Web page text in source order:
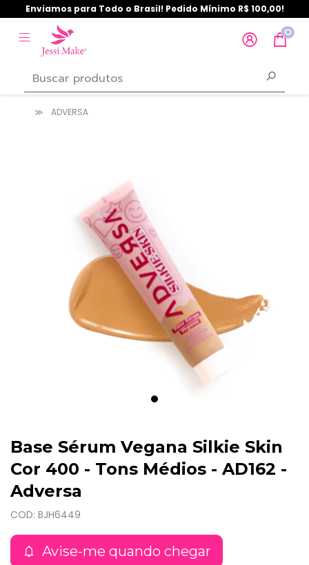
Enviamos para Todo o Brasil! Pedido Mínimo R$ 100,00!
0
ADVERSA
Base Sérum Vegana Silkie Skin
Cor 400 - Tons Médios - AD162 -
Adversa
COD: BJH6449
Avise-me quando chegar